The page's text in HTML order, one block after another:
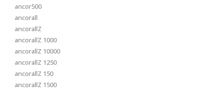
ancor500
ancorall
ancorallZ
ancorallZ 1000
ancorallZ 10000
ancorallZ 1250
ancorallZ 150
ancorallZ 1500